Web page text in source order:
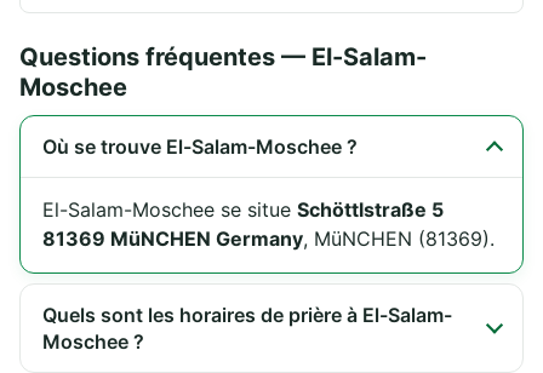
Questions fréquentes — El-Salam-
Moschee
Où se trouve El-Salam-Moschee ?
El-Salam-Moschee se situe Schöttlstraße 5
81369 MüNCHEN Germany, MüNCHEN (81369).
Quels sont les horaires de prière à El-Salam-
Moschee ?